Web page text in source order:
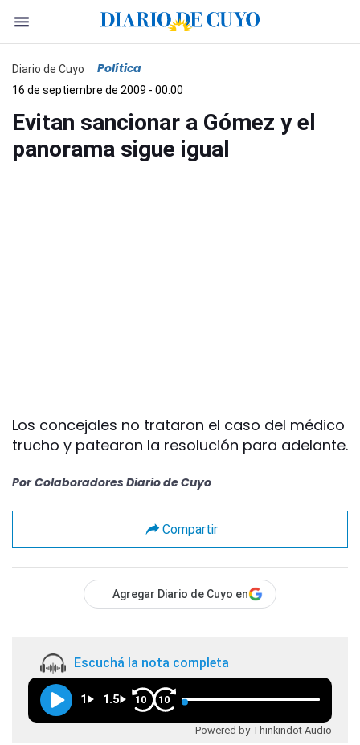
Diario de Cuyo Política
16 de septiembre de 2009 - 00:00
Evitan sancionar a Gómez y el
panorama sigue igual
Los concejales no trataron el caso del médico
trucho y patearon la resolución para adelante.
Por Colaboradores Diario de Cuyo
Compartir
Agregar Diario de Cuyo en
Escuchá la nota completa
1 1.5 10 10
Powered by Thinkindot Audio